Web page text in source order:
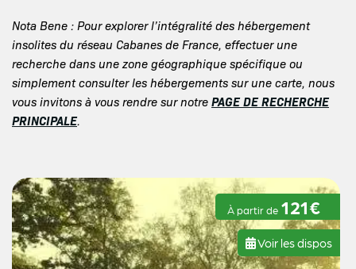
Nota Bene : Pour explorer l’intégralité des hébergement
insolites du réseau Cabanes de France, effectuer une
recherche dans une zone géographique spécifique ou
simplement consulter les hébergements sur une carte, nous
vous invitons à vous rendre sur notre PAGE DE RECHERCHE
PRINCIPALE.
À partir de 121€
Voir les dispos